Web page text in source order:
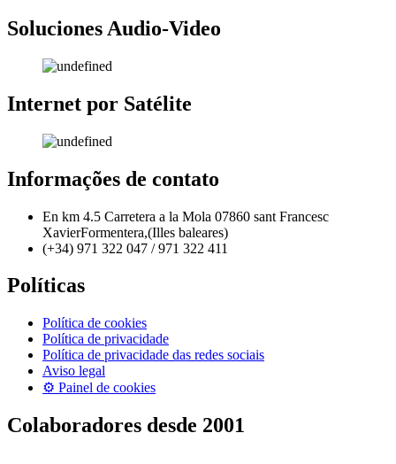
Soluciones Audio-Video
Internet por Satélite
Informações de contato
En km 4.5 Carretera a la Mola 07860 sant Francesc
XavierFormentera,(Illes baleares)
(+34) 971 322 047 / 971 322 411
Políticas
Política de cookies
Política de privacidade
Política de privacidade das redes sociais
Aviso legal
⚙ Painel de cookies
Colaboradores desde 2001